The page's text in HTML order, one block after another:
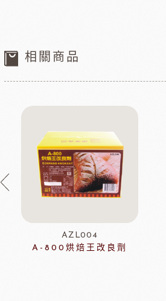
相關商品
AZL004
A-800烘焙王改良劑